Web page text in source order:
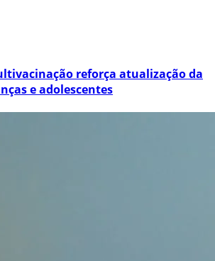
reforça atualização da
e adolescentes